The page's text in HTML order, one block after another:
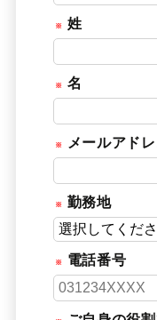
姓
名
メールアド
勤務地
電話番号